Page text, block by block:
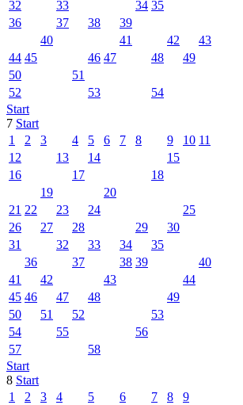
32 33 34 35
36
37 38
39
40
41 42
43
44 45 46 47 48
49
50
51
52
53
54
Start
7 Start
1
2 3 4 5 6 7 8 9 10 11
12
13 14
15
16
17
18
19
20
21 22 23 24
25
26
27 28 29
30
31
32 33 34
35
36
37 38 39
40
41
42 43
44
45 46 47 48
49
50
51 52
53
54
55
56
57
58
Start
8 Start
1
2 3 4 5 6 7 8
9